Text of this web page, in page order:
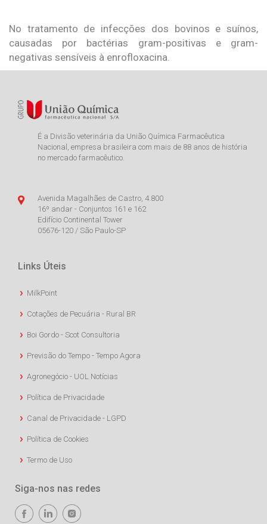
No tratamento de infecções dos bovinos e suínos,
causadas por bactérias gram-positivas e gram-
negativas sensíveis à enrofloxacina.
É a Divisão veterinária da União Química Farmacêutica
Nacional, empresa brasileira com mais de 88 anos de história
no mercado farmacêutico.
Avenida Magalhães de Castro, 4.800
16º andar - Conjuntos 161 e 162
Edifício Continental Tower
05676-120 / São Paulo-SP
Links Úteis
MilkPoint
Cotações de Pecuária - Rural BR
Boi Gordo - Scot Consultoria
Previsão do Tempo - Tempo Agora
Agronegócio - UOL Notícias
Política de Privacidade
Canal de Privacidade - LGPD
Política de Cookies
Termo de Uso
Siga-nos nas redes